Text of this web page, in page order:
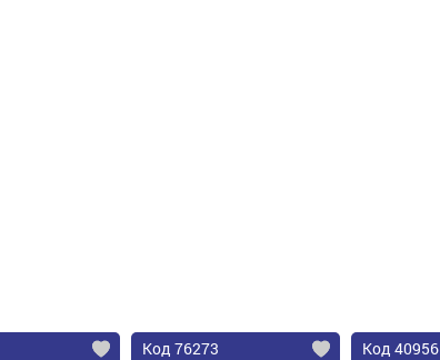
Код 76273 Код 40956